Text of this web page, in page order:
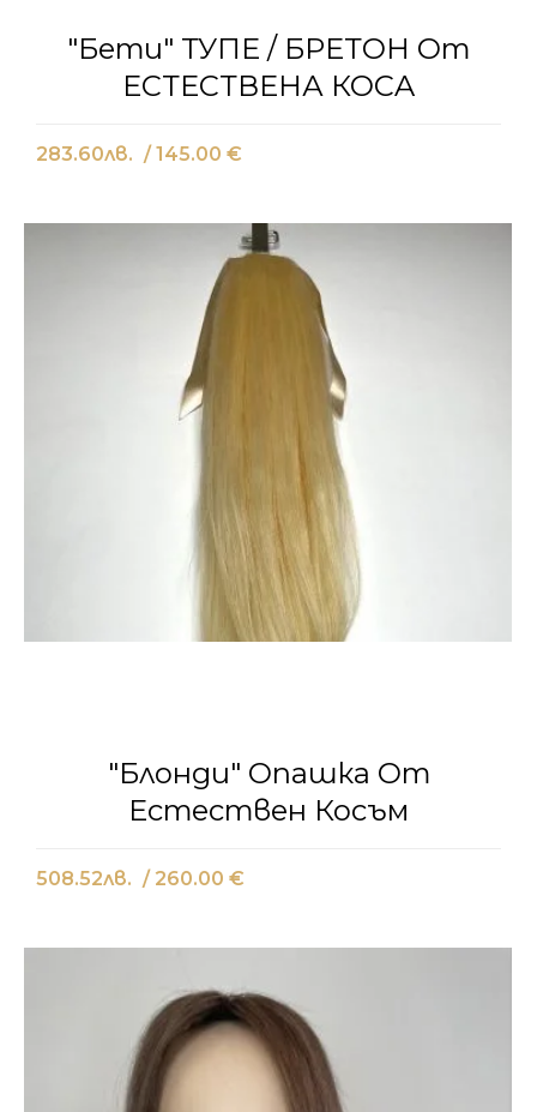
"Бети" ТУПЕ / БРЕТОН От
ЕСТЕСТВЕНА КОСA
283.60лв. / 145.00 €
"Блонди" Опашка От
Естествен Косъм
508.52лв. / 260.00 €